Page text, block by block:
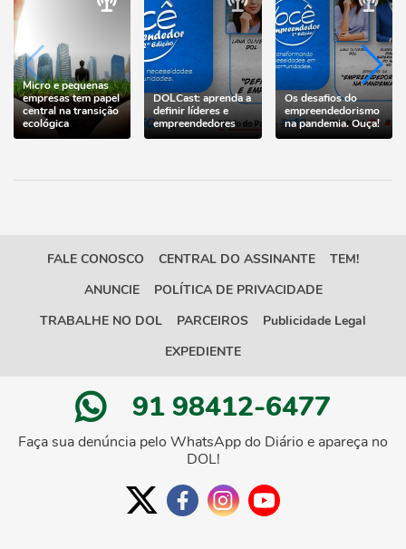
Micro e pequenas
empresas tem papel
central na transição
ecológica
DOLCast: aprenda a
definir líderes e
empreendedores
Os desafios do
empreendedorismo
na pandemia. Ouça!
FALE CONOSCO CENTRAL DO ASSINANTE
TEM!
ANUNCIE
POLÍTICA DE PRIVACIDADE
TRABALHE NO DOL
PARCEIROS
Publicidade Legal
EXPEDIENTE
91 98412-6477
Faça sua denúncia pelo WhatsApp do Diário e apareça no
DOL!